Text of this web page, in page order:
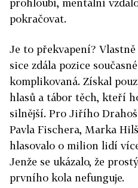
prohloubí, mentální
pokračovat.
Je to překvapení?
sice zdála pozice
komplikovaná. Získal
hlasů a tábor těch, kteří
silnější. Pro Jiřího
Pavla Fischera, Marka
hlasovalo o milion lidí
Jenže se ukázalo, že
prvního kola nefunguje.